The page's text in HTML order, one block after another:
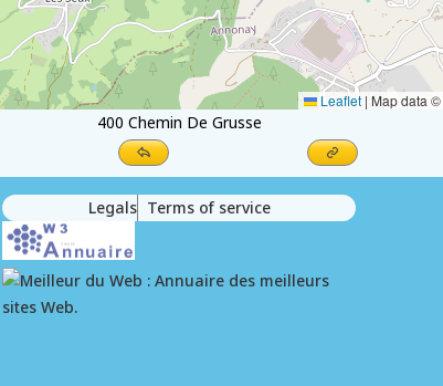
Leaflet | Map data ©
400 Chemin De Grusse
Legals Terms of service